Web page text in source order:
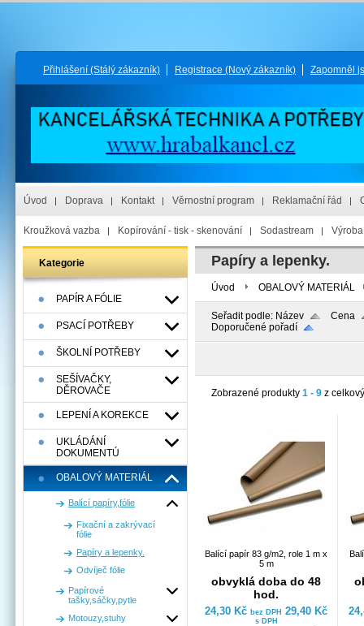
Přihlášení (Stálý zákazník) Registrace (Nový zákazník) Zapomněl
Úvod Doprava Kontakt Věrnostní program Reklamační řád
Kroužková vazba Kopírování - tisk - skenování Sodastream
Kategorie
PAPÍR A FÓLIE
PSACÍ POTŘEBY
ŠKOLNÍ POTŘEBY
SEŠÍVAČKY,
DĚROVAČE
LEPENÍ A KOREKCE
UKLÁDÁNÍ
DOKUMENTÚ
OBALOVÝ MATERIÁL
Balící papíry,fólie
Fixační a zakrývací
fólie
Papíry a lepenky.
Odvíječ fólie
Papírové
tašky,sáčky,pytle
Motouzy,stuhy
Papíry a lepenky.
Úvod OBALOVÝ MATERIÁL
Seřadit podle: Název
Cena
Doporučené pořadí
Zobrazené produkty 1 - 9 z
Balící papír 83 g/m2, role 1 m x
5 m
obvyklá doba do 48
hod.
24,30 Kč bez DPH 29,40 Kč
s DPH